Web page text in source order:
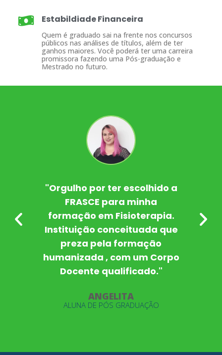
Estabildiade Financeira
Quem é graduado sai na frente nos concursos
públicos nas análises de títulos, além de ter
ganhos maiores. Você poderá ter uma carreira
promissora fazendo uma Pós-graduação e
Mestrado no futuro.
"Orgulho por ter escolhido a
FRASCE para minha
formação em Fisioterapia.
Instituição conceituada que
preza pela formação
humanizada , com um Corpo
Docente qualificado."
ANGELITA
ALUNA DE PÓS GRADUAÇÃO